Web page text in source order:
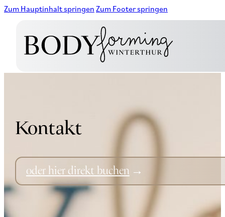
Zum Hauptinhalt springenZum Footer springen
Kontakt
oder hier direkt buchen